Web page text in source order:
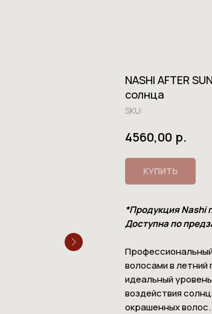
NASHI AFTER
солнца
SKU:
4560,00 р.
КУПИТЬ
*Продукция Nashi
Доступна по
волосами в
идеальный
воздействия
окрашенных волос.